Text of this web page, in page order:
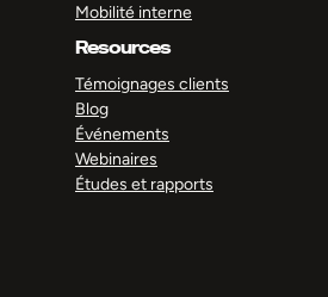
Mobilité interne
Resources
Témoignages clients
Blog
Événements
Webinaires
Études et rapports